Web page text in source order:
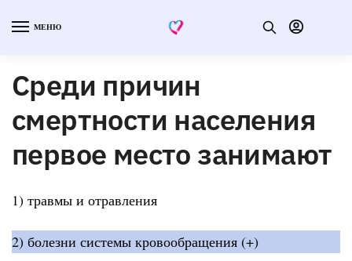
МЕНЮ
Среди причин
смертности населения
первое место занимают
1) травмы и отравления
2) болезни системы кровообращения (+)